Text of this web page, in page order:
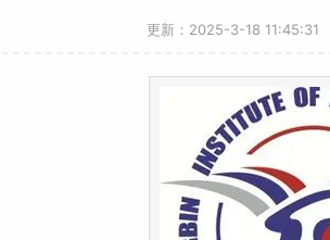
更新：2025-3-18 11:45:31